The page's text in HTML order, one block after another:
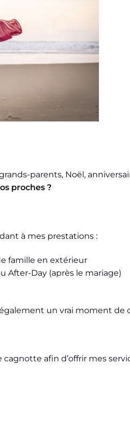
parents, Noël,
proches ?
à mes prestations :
famille en extérieur
After-Day (après le mariage)
également un vrai moment
afin d’offrir mes